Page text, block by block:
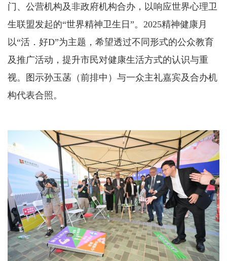
门、公营机构及非政府机构合办，以响应世界心理卫
生联盟发起的“世界精神卫生日”。2025精神健康月
以“活．好D”为主题，希望透过不同形式的公众教育
及推广活动，提升市民对健康生活方式的认识与重
视。图示孙玉菡（前排中）与一众主礼嘉宾及合办机
构代表合照。